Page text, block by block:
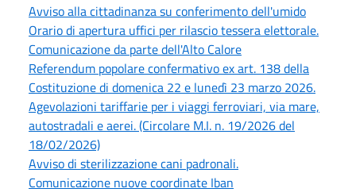
Avviso alla cittadinanza su conferimento dell'umido
Orario di apertura uffici per rilascio tessera elettorale.
Comunicazione da parte dell'Alto Calore
Referendum popolare confermativo ex art. 138 della
Costituzione di domenica 22 e lunedì 23 marzo 2026.
Agevolazioni tariffarie per i viaggi ferroviari, via mare,
autostradali e aerei. (Circolare M.I. n. 19/2026 del
18/02/2026)
Avviso di sterilizzazione cani padronali.
Comunicazione nuove coordinate Iban